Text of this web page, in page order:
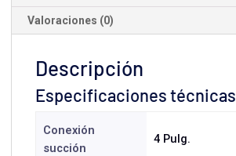
Valoraciones (0)
Descripción
Especificaciones técnicas
Conexión
succión
4 Pulg.